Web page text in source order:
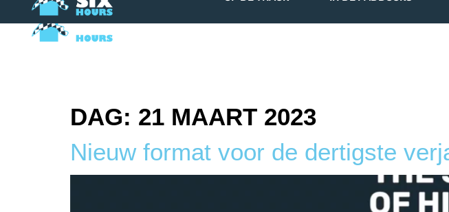
OP DE TRACK IN DE PADDOCKS
DAG: 21 MAART 2023
Nieuw format voor de dertigste